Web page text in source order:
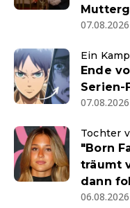
Ein
Ende
Serien-
Tochter
"Born
träumt
dann